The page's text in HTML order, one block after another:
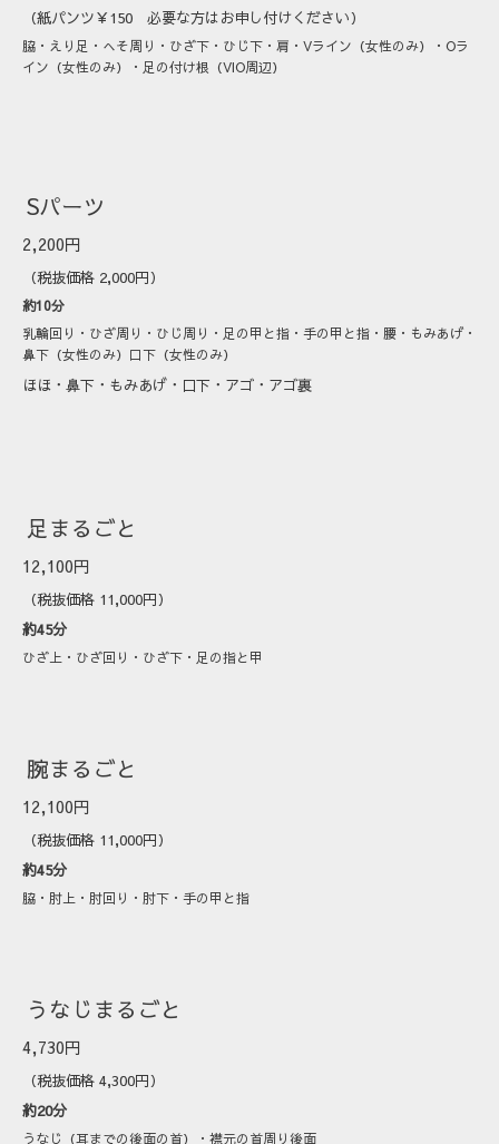
（紙パンツ￥150 必要な方はお申し付けください）
脇・えり足・へそ周り・ひざ下・ひじ下・肩・ Vライン（女性のみ）・ Oラ
イン（女性のみ）・足の付け根（VIO周辺）
Sパーツ
2,200円
（税抜価格 2,000円）
約10分
乳輪回り・ひざ周り・ひじ周り・足の甲と指・手の甲と指・腰・もみあげ・
鼻下（女性のみ）口下（女性のみ）
ほほ・鼻下・もみあげ・口下・アゴ・アゴ裏
足まるごと
12,100円
（税抜価格 11,000円）
約45分
ひざ上・ひざ回り・ひざ下・足の指と甲
腕まるごと
12,100円
（税抜価格 11,000円）
約45分
脇・肘上・肘回り・肘下・手の甲と指
うなじまるごと
4,730円
（税抜価格 4,300円）
約20分
うなじ（耳までの後面の首）・襟元の首周り後面